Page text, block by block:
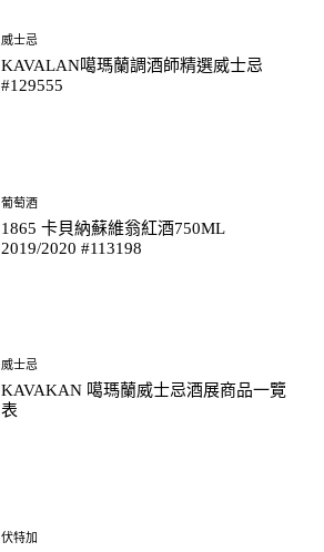
威士忌
KAVALAN噶瑪蘭調酒師精選威士忌
#129555
葡萄酒
1865 卡貝納蘇維翁紅酒750ML
2019/2020 #113198
威士忌
KAVAKAN 噶瑪蘭威士忌酒展商品一覽
表
伏特加